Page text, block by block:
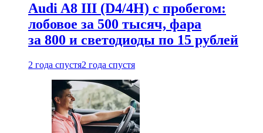
Audi A8 III (D4/4H) c пробегом:
лобовое за 500 тысяч, фара
за 800 и светодиоды по 15 рублей
2 года спустя2 года спустя